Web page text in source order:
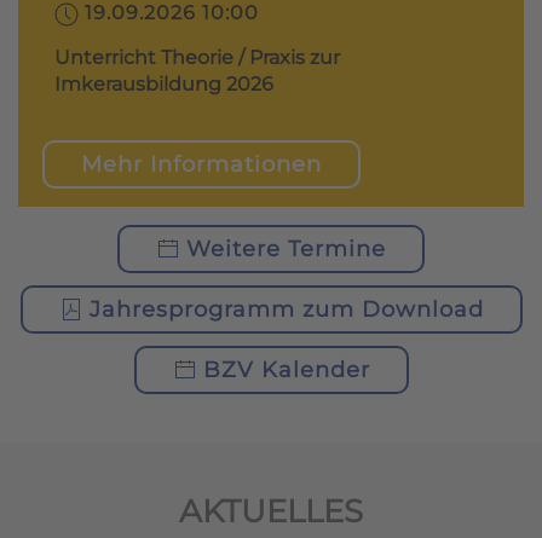
19.09.2026 10:00
Unterricht Theorie / Praxis zur
Imkerausbildung 2026
Mehr Informationen
Weitere Termine
Jahresprogramm zum Download
BZV Kalender
AKTUELLES